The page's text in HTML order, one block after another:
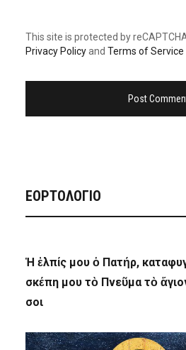
This site is protected by
Privacy Policyand Terms of Service
ΕΟΡΤΟΛΟΓΙΟ
Ἡ ἐλπίς μου ὁ Πατήρ,
σκέπη μου τὸ Πνεῦμα τὸ
σοι